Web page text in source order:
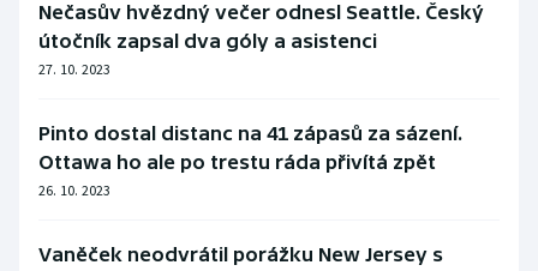
Nečasův hvězdný večer odnesl Seattle. Český
útočník zapsal dva góly a asistenci
27. 10. 2023
Pinto dostal distanc na 41 zápasů za sázení.
Ottawa ho ale po trestu ráda přivítá zpět
26. 10. 2023
Vaněček neodvrátil porážku New Jersey s